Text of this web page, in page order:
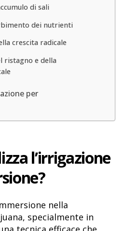
di sali
dei nutrienti
crescita radicale
ristagno e della
per
l’irrigazione
nella
specialmente in